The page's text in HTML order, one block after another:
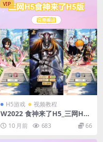
VIP
H5游戏 视频教程
W2022 食神来了H5_三网H5
食神来了H5版_WIN学习手工
服务端_通用语音视频教程_G
M授权物品后台
10 月前 683 66